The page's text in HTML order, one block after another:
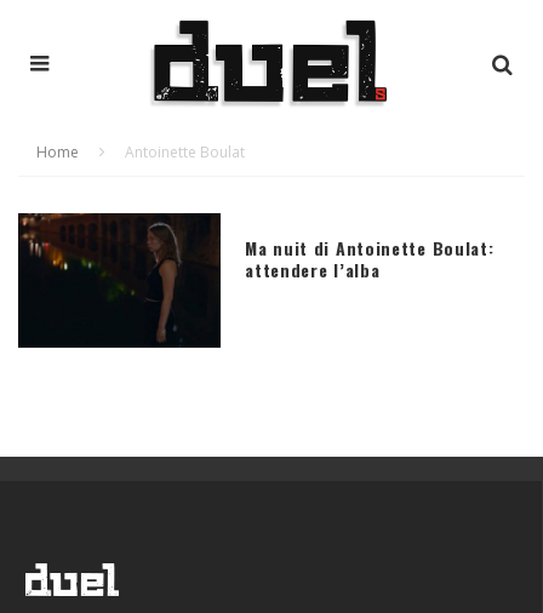
Home Antoinette Boulat
Ma nuit di Antoinette Boulat:
attendere l’alba